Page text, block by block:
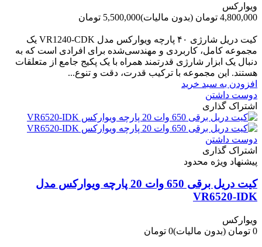
ویوارکس
4,800,000 تومان
(بدون مالیات)5,500,000 تومان
کیت دریل شارژی ۴۰ پارچه ویوارکس مدل VR1240‑CDK یک
مجموعه کامل، کاربردی و مهندسی‌شده برای افرادی است که به
دنبال یک ابزار شارژی قدرتمند همراه با یک پکیج جامع از متعلقات
هستند. این مجموعه با ترکیب قدرت، دقت و تنوع...
افزودن به سبد خرید
دوست داشتن
اشتراک گذاری
دوست داشتن
اشتراک گذاری
پیشنهاد ویژه محدود
کیت دریل برقی 650 وات 20 پارچه ویوارکس مدل
VR6520-IDK
ویوارکس
0 تومان
(بدون مالیات)0 تومان